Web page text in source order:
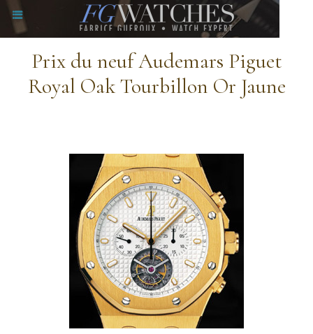
Prix du neuf Audemars Piguet
Royal Oak Tourbillon Or Jaune